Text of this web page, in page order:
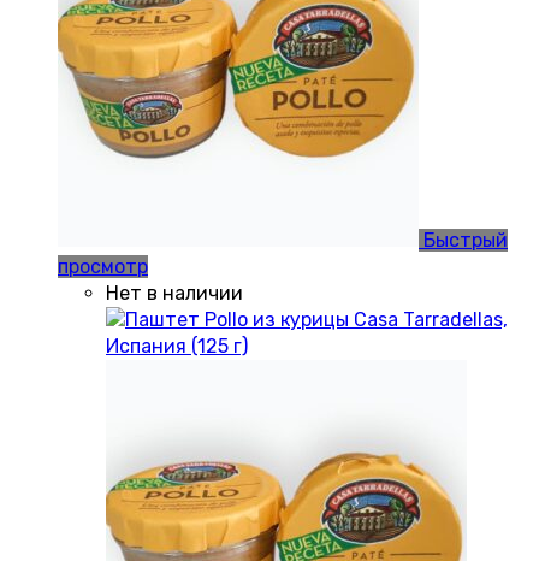
Быстрый
просмотр
Нет в наличии